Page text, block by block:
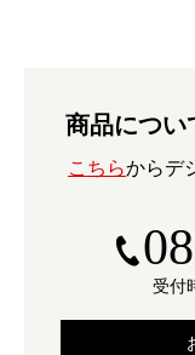
商品につい
こちらからデ
受付